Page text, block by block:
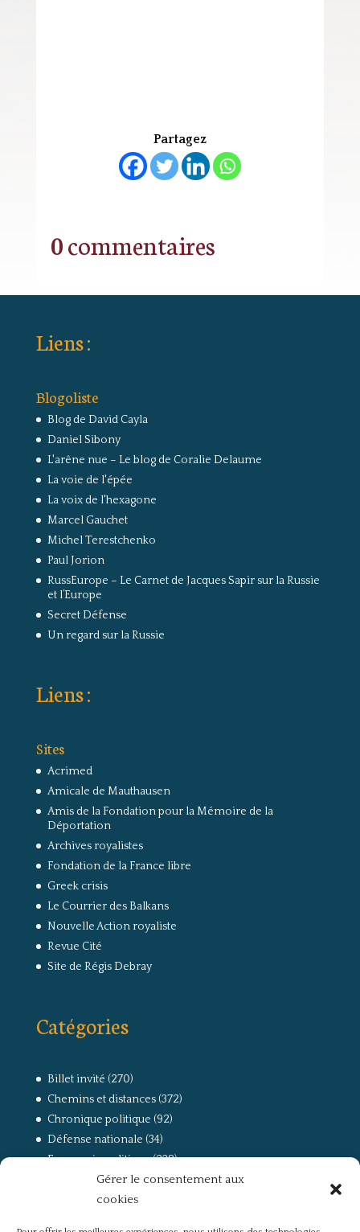
Gérer le consentement aux
cookies
Partagez
0 commentaires
Liens :
Blogoliste
Blog de David Cayla
Daniel Sibony
L'arêne nue – Le blog de Coralie Delaume
La voie de l'épée
La voix de l'hexagone
Marcel Gauchet
Michel Terestchenko
Paul Jorion
RussEurope – Le Carnet de Jacques Sapir sur la Russie
et l’Europe
Secret Défense
Un regard sur la Russie
Liens :
Sites
Acrimed
Amicale de Mauthausen
Amis de la Fondation pour la Mémoire de la
Déportation
Archives royalistes
Fondation de la France libre
Greek crisis
Le Courrier des Balkans
Nouvelle Action royaliste
Revue Cité
Site de Régis Debray
Catégories
Billet invité (270)
Chemins et distances(372)
Chronique politique (92)
Défense nationale (34)
Economie politique(238)
(168)
La guerre, la Résistance et la Déportation